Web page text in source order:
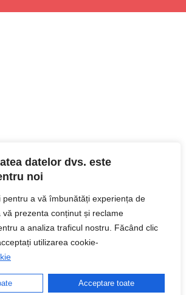
datelor dvs. este
noi
pentru a vă îmbunătăți experiența de
vă prezenta conținut și reclame
a analiza traficul nostru. Făcând clic
utilizarea cookie-
Acceptare toate